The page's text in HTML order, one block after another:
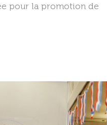
pour la promotion de